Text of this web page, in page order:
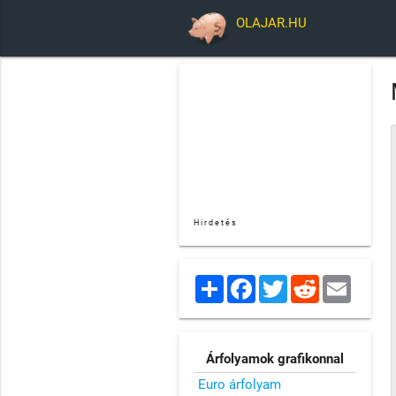
OLAJAR.HU
Hirdetés
Share Facebook
TwitterReddit
Árfolyamok grafikonnal
Euro árfolyam